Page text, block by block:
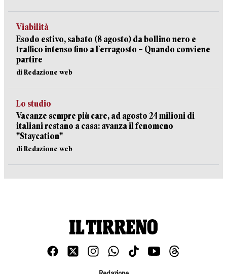
Viabilità
Esodo estivo, sabato (8 agosto) da bollino nero e
traffico intenso fino a Ferragosto – Quando conviene
partire
di Redazione web
Lo studio
Vacanze sempre più care, ad agosto 24 milioni di
italiani restano a casa: avanza il fenomeno
"Staycation"
di Redazione web